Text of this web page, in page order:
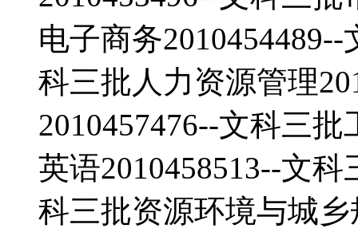
电子商务
科三批人力资源管理
2010457476--文科三
英语2010458513--文
科三批资源环境与城乡